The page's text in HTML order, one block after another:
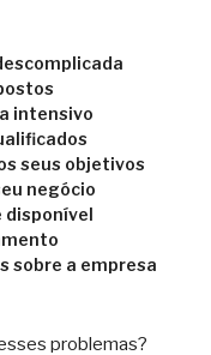
intensivo
seus objetivos
negócio
disponível
sobre a empresa
problemas?